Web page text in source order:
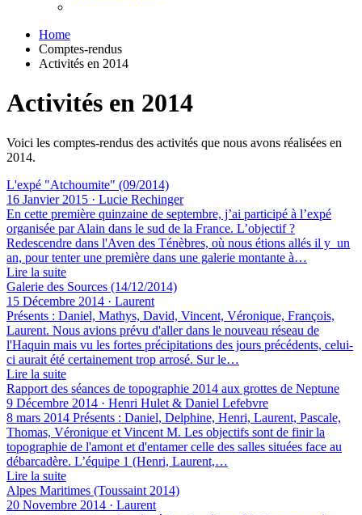
Home
Comptes-rendus
Activités en 2014
Activités en 2014
Voici les comptes-rendus des activités que nous avons réalisées en
2014.
L'expé "Atchoumite" (09/2014)
16 Janvier 2015 · Lucie Rechinger
En cette première quinzaine de septembre, j’ai participé à l’expé
organisée par Alain dans le sud de la France. L’objectif ?
Redescendre dans l'Aven des Ténèbres, où nous étions allés il y un
an, pour tenter une première dans une galerie montante à…
Lire la suite
Galerie des Sources (14/12/2014)
15 Décembre 2014 · Laurent
Présents : Daniel, Mathys, David, Vincent, Véronique, François,
Laurent. Nous avions prévu d'aller dans le nouveau réseau de
l'Haquin mais vu les fortes précipitations des jours précédents, celui-
ci aurait été certainement trop arrosé. Sur le…
Lire la suite
Rapport des séances de topographie 2014 aux grottes de Neptune
9 Décembre 2014 · Henri Hulet & Daniel Lefebvre
8 mars 2014 Présents : Daniel, Delphine, Henri, Laurent, Pascale,
Thomas, Véronique et Vincent M. Les objectifs sont de finir la
topographie de l'amont et d'entamer celle des salles situées face au
débarcadère. L’équipe 1 (Henri, Laurent,…
Lire la suite
Alpes Maritimes (Toussaint 2014)
20 Novembre 2014 · Laurent